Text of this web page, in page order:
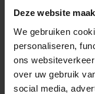
Deze website
We gebruiken
personaliseren,
ons
over uw gebruik
social media,